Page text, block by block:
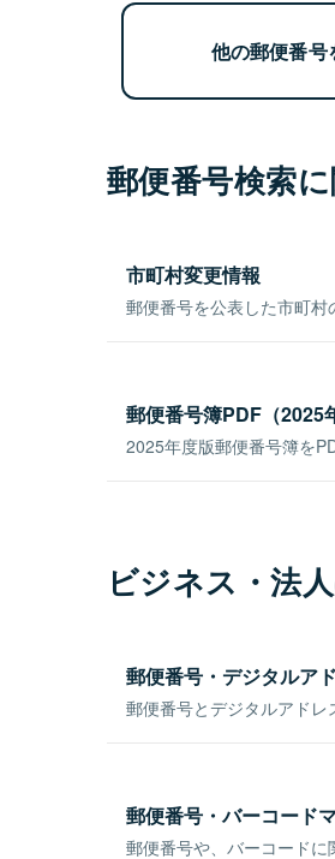
他の郵便番号
郵便番号検索
市町村変更情報
郵便番号を公表した市町村
郵便番号簿PDF（2025
2025年度版郵便番号簿を
ビジネス・法
郵便番号・デジタルア
郵便番号とデジタルアドレ
郵便番号・バーコード
郵便番号や、バーコードに